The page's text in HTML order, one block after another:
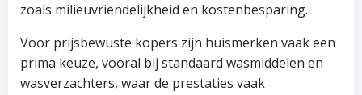
zoals milieuvriendelijkheid en kostenbesparing.
Voor prijsbewuste kopers zijn huismerken vaak een
prima keuze, vooral bij standaard wasmiddelen en
wasverzachters, waar de prestaties vaak